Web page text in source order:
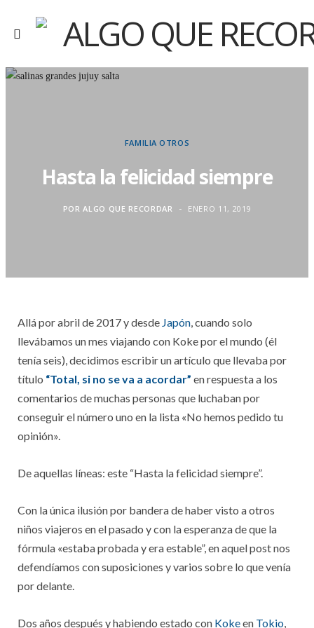
FAMILIA OTROS
Hasta la felicidad siempre
PORALGO QUE RECORDAR ENERO 11, 2019
Allá por abril de 2017 y desde Japón, cuando solo
llevábamos un mes viajando con Koke por el mundo (él
tenía seis), decidimos escribir un artículo que llevaba por
título “Total, si no se va a acordar” en respuesta a los
comentarios de muchas personas que luchaban por
conseguir el número uno en la lista «No hemos pedido tu
opinión».
De aquellas líneas: este “Hasta la felicidad siempre”.
Con la única ilusión por bandera de haber visto a otros
niños viajeros en el pasado y con la esperanza de que la
fórmula «estaba probada y era estable”, en aquel post nos
defendíamos con suposiciones y varios sobre lo que venía
por delante.
Dos años después y habiendo estado con Kokeen Tokio,